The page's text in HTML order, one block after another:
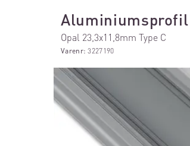
Opal 23,3x11,8mm Type C
Varenr:3227190